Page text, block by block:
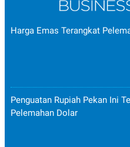
Harga Emas Terangkat
Penguatan Rupiah Pekan Ini
Pelemahan Dolar